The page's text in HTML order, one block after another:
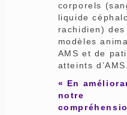
corporels
liquide
rachidien) des
modèles
AMS et de
atteints d’AMS.
« En
notre